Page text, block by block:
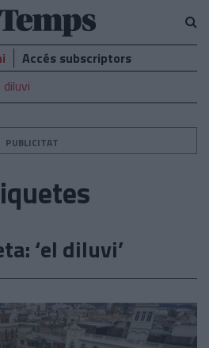
Accés subscriptors
diluvi
PUBLICITAT
‘el diluvi’